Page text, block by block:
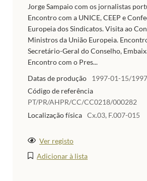
Jorge Sampaio com os jornalistas
Encontro com a UNICE, CEEP e
Europeia dos Sindicatos. Visita ao
Ministros da União Europeia.
Secretário-Geral do Conselho,
Encontro com o Pres...
Datas de produção
1997-01-15/
Código de referência
PT/PR/AHPR/CC/CC0218/000282
Localização física Cx.03, F.007-015
Ver registo
Adicionar à lista